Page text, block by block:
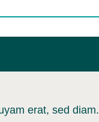
erat, sed diam.